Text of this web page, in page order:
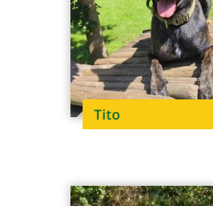
Tito